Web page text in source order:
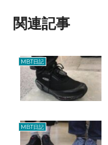
関連記事
MBT日記
MBT日記